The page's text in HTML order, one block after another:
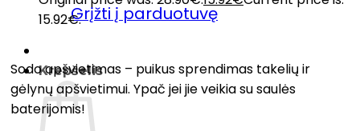
Grįžti į parduotuvę
Krepšelis
15.92€.
Sodo apšvietimas – puikus sprendimas takelių ir
gėlynų apšvietimui. Ypač jei jie veikia su saulės
baterijomis!